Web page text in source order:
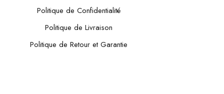
Politique de Confidentialité
Politique de Livraison
Politique de Retour et Garantie